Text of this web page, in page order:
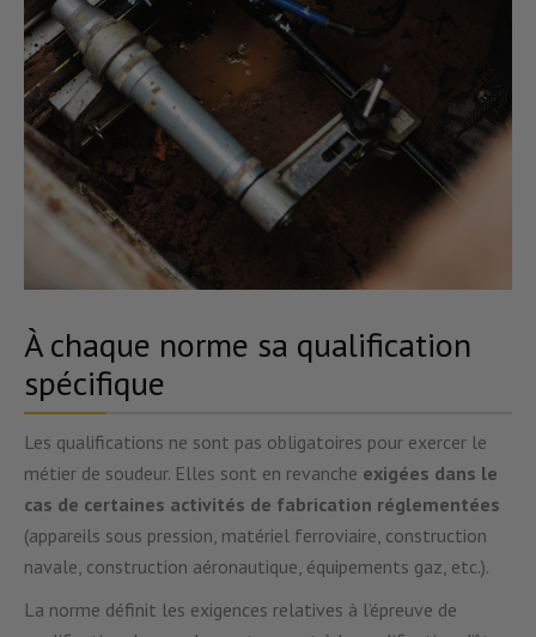
À chaque norme sa qualification
spécifique
Les qualifications ne sont pas obligatoires pour exercer le
métier de soudeur. Elles sont en revanche exigées dans le
cas de certaines activités de fabrication réglementées
(appareils sous pression, matériel ferroviaire, construction
navale, construction aéronautique, équipements gaz, etc.).
La norme définit les exigences relatives à l’épreuve de